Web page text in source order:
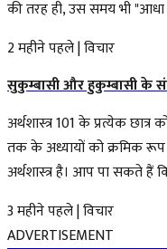
की तरह ही, उस समय भी
2 महीने पहले|विचार
सुकुम्बासी और हुकुम्बासी के
अर्थशास्त्र 101 के प्रत्येक
तक के अध्यायों को क्रमिक रूप
अर्थशास्त्र है। आप पा सकते हैं
3 महीने पहले|विचार
ADVERTISEMENT